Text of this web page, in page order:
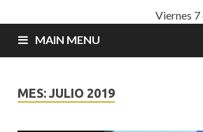
Adherencia –
Cronicidad –
Pacientes
Adherencia – Cronicidad – Pacientes
Viernes
MAIN MENU
MES: JULIO 2019